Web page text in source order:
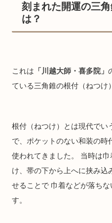
刻まれた開運の三
は？
これは 「川越大師・喜多院」
ている三角錐の根付（ねつけ
根付（ねつけ）とは現代でい
で、ポケットのない和装の時
使われてきました。 当時は
け、帯の下から上へに挟み込
せることで 巾着などが落ち
す。